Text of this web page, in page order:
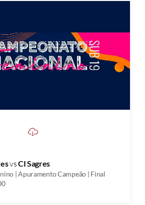
vsCI Sagres
| Apuramento Campeão | Final